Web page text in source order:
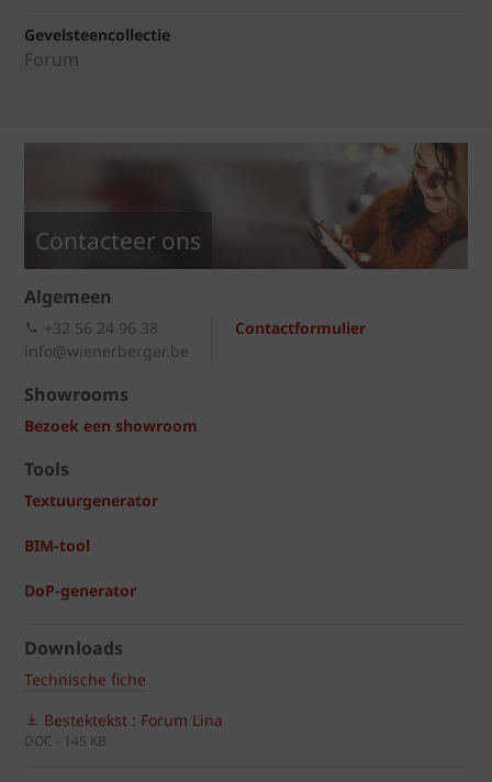
Gevelsteencollectie
Forum
Contacteer ons
Algemeen
Contactformulier
+32 56 24 96 38
info@wienerberger.be
Showrooms
Bezoek een showroom
Tools
Textuurgenerator
BIM-tool
DoP-generator
Downloads
Technische fiche
Bestektekst : Forum Lina
DOC - 145 KB